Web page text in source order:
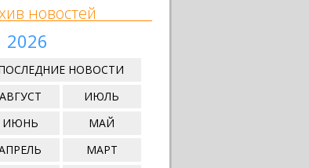
новостей
2026
НОВОСТИ
АВГУСТ
ИЮЛЬ
ИЮНЬ
МАЙ
МАРТ